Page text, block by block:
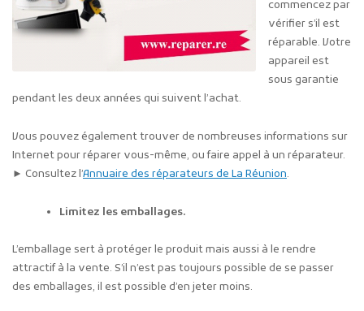
commencez par
vérifier s’il est
réparable. Votre
appareil est
sous garantie
pendant les deux années qui suivent l’achat.
Vous pouvez également trouver de nombreuses informations sur
Internet pour réparer vous-même, ou faire appel à un réparateur.
► Consultez l’Annuaire des réparateurs de La Réunion.
Limitez les emballages.
L’emballage sert à protéger le produit mais aussi à le rendre
attractif à la vente. S’il n’est pas toujours possible de se passer
des emballages, il est possible d’en jeter moins.